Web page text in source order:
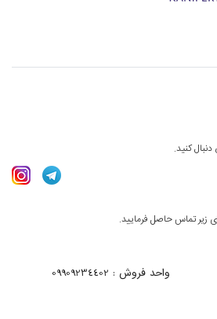
کنید.
زیر تماس حاصل فرمایید.
واحد فروش : 09909234402